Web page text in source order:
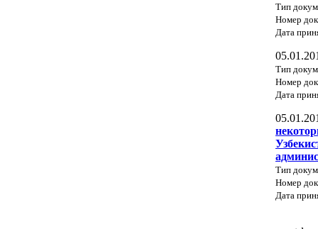
Тип
Номер
Дата
Тип
Номер
Дата
Тип
Номер
Дата